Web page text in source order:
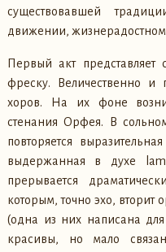
существовавшей
движении, жизнерадостном
Первый акт
фреску. Величественно и
хоров. На их фоне
стенания Орфея. В
повторяется
выдержанная в духе
прерывается
которым, точно эхо, вторит
(одна из них написана
красивы, но мало